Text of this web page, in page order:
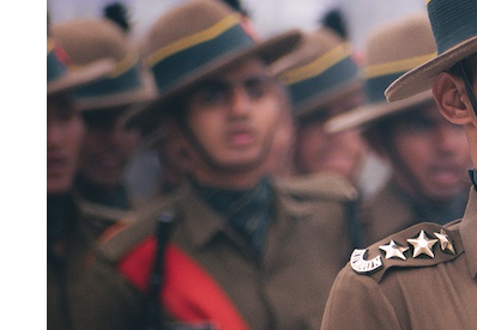
نحو استراتيجيّة للمعارضة السوريّة بشأن التحديات الصّهيونيّة
نوفمبر 27, 2024
قمة الرياض: أقوال تنتظر أفعالاً
نوفمبر 27, 2024
تعيينات ترامب: أنت لا تجني من الشوك العنب!
نوفمبر 27, 2024
ابن بطوطة عند تخوم سيبيريا!